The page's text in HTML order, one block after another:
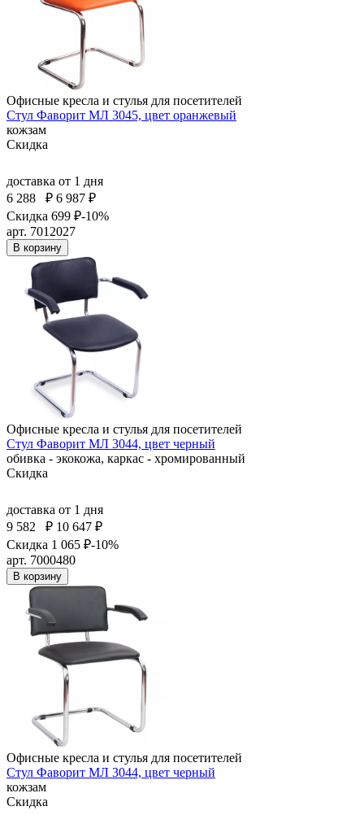
Офисные кресла и стулья для посетителей
Стул Фаворит МЛ 3045, цвет оранжевый
кожзам
Скидка
доставка от 1 дня
6 288
₽ 6 987 ₽
Скидка 699 ₽-10%
арт. 7012027
В корзину
Офисные кресла и стулья для посетителей
Стул Фаворит МЛ 3044, цвет черный
обивка - экокожа, каркас - хромированный
Скидка
доставка от 1 дня
9 582
₽ 10 647 ₽
Скидка 1 065 ₽-10%
арт. 7000480
В корзину
Офисные кресла и стулья для посетителей
Стул Фаворит МЛ 3044, цвет черный
кожзам
Скидка